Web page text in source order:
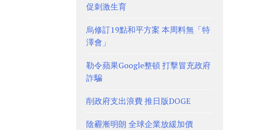
促刺激生育
烏修訂19點和平方案 本周料無「特
澤會」
勒令蘋果Google整頓 打擊冒充政府
詐騙
削政府支出浪費 推日版DOGE
陰霾漸明朗 全球企業放緩加價